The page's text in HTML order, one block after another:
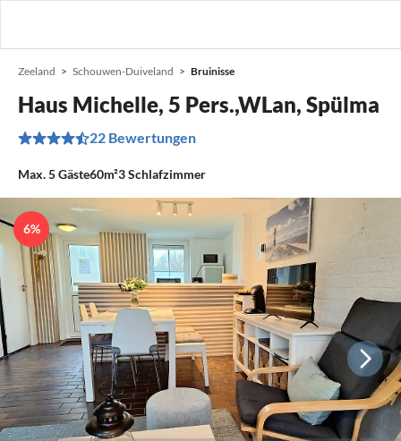
Zeeland Schouwen-Duiveland Bruinisse
Haus Michelle, 5 Pers.,WLan, Spülma
22 Bewertungen
Max.5Gäste60m²3Schlafzimmer
6%